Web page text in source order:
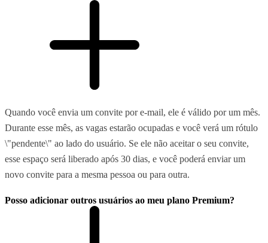
Quando você envia um convite por e-mail, ele é válido por um mês.
Durante esse mês, as vagas estarão ocupadas e você verá um rótulo
\"pendente\" ao lado do usuário. Se ele não aceitar o seu convite,
esse espaço será liberado após 30 dias, e você poderá enviar um
novo convite para a mesma pessoa ou para outra.
Posso adicionar outros usuários ao meu plano Premium?